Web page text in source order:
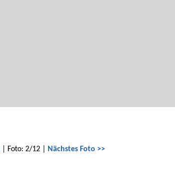
| Foto: 2/12 | Nächstes Foto >>